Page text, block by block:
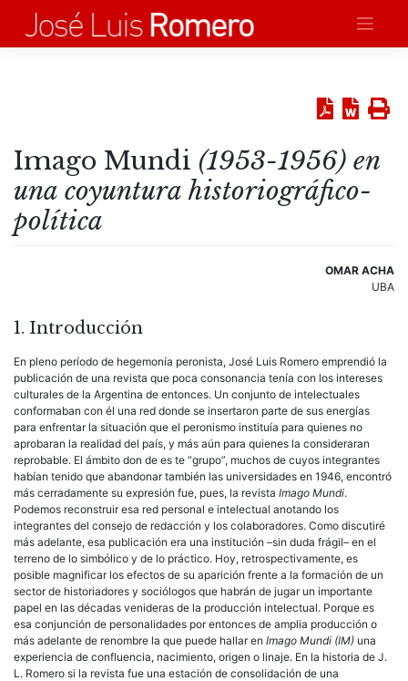
contenido
Imago Mundi (1953-1956) en
una coyuntura historiográfico-
política
OMAR ACHA
UBA
1. Introducción
En pleno período de hegemonía peronista, José Luis Romero emprendió la
publicación de una revista que poca consonancia tenía con los intereses
culturales de la Argentina de entonces. Un conjunto de intelectuales
conformaban con él una red donde se insertaron parte de sus energías
para enfrentar la situación que el peronismo instituía para quienes no
aprobaran la realidad del país, y más aún para quienes la consideraran
reprobable. El ámbito don de es te “grupo”, muchos de cuyos integrantes
habían tenido que abandonar también las universidades en 1946, encontró
más cerradamente su expresión fue, pues, la revista Imago Mundi.
Podemos reconstruir esa red personal e intelectual anotando los
integrantes del consejo de redacción y los colaboradores. Como discutiré
más adelante, esa publicación era una institución –sin duda frágil– en el
terreno de lo simbólico y de lo práctico. Hoy, retrospectivamente, es
posible magnificar los efectos de su aparición frente a la formación de un
sector de historiadores y sociólogos que habrán de jugar un importante
papel en las décadas venideras de la producción intelectual. Porque es
esa conjunción de personalidades por entonces de amplia producción o
más adelante de renombre la que puede hallar en Imago Mundi (IM) una
experiencia de confluencia, nacimiento, origen o linaje. En la historia de J.
L. Romero si la revista fue una estación de consolidación de una